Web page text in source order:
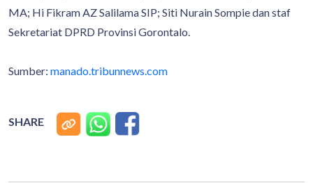
MA; Hi Fikram AZ Salilama SIP; Siti Nurain Sompie dan staf
Sekretariat DPRD Provinsi Gorontalo.
Sumber: manado.tribunnews.com
SHARE